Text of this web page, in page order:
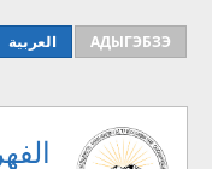
العربية
АДЫГЭБЗЭ